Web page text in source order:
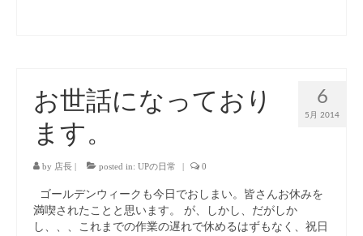
6
5月 2014
お世話になっており
ます。
by 店長 | posted in: UPの日常 | 0
ゴールデンウィークも今日でおしまい。皆さんお休みを
満喫されたことと思います。 が、しかし、だがしか
し、、、これまでの作業の遅れで休めるはずもなく、祝日